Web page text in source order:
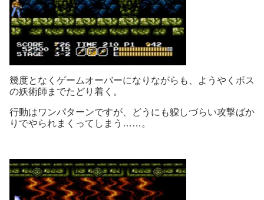
幾度となくゲームオーバーになりながらも、ようやくボス
の妖術師までたどり着く。
行動はワンパターンですが、どうにも躱しづらい攻撃ばか
りでやられまくってしまう……。